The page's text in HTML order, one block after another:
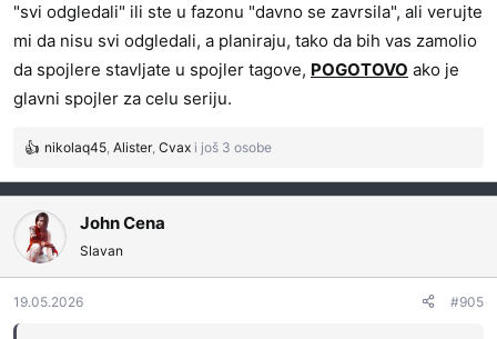
:
"svi odgledali" ili ste u fazonu "davno se zavrsila", ali verujte
mi da nisu svi odgledali, a planiraju, tako da bih vas zamolio
da spojlere stavljate u spojler tagove, POGOTOVO ako je
glavni spojler za celu seriju.
R
a
g
o
v
a
n
nikolaq45 Alister, Cvax i još 3 osobe
John Cena
Slavan
19.05.2026 #905